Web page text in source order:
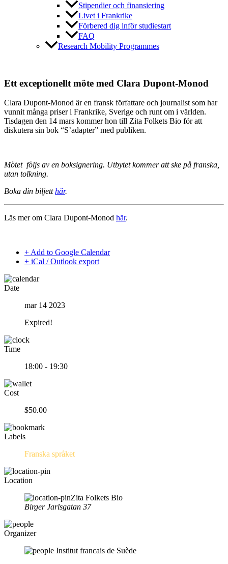
Stipendier och finansiering
Livet i Frankrike
Förbered dig inför studiestart
FAQ
Research Mobility Programmes
Ett exceptionellt möte med Clara Dupont-Monod
Clara Dupont-Monod är en fransk författare och journalist som har
vunnit många priser i Frankrike, Sverige och runt om i världen.
Tisdagen den 14 mars kommer hon till Zita Folkets Bio för att
diskutera sin bok “S’adapter” med publiken.
Mötet följs av en boksignering. Utbytet kommer att ske på franska,
utan tolkning.
Boka din biljetthär.
Läs mer om Clara Dupont-Monod här.
+ Add to Google Calendar
+ iCal / Outlook export
Date
mar 14 2023
Expired!
Time
18:00 - 19:30
Cost
$50.00
Labels
Franska språket
Location
Zita Folkets Bio
Birger Jarlsgatan 37
Organizer
Institut francais de Suède